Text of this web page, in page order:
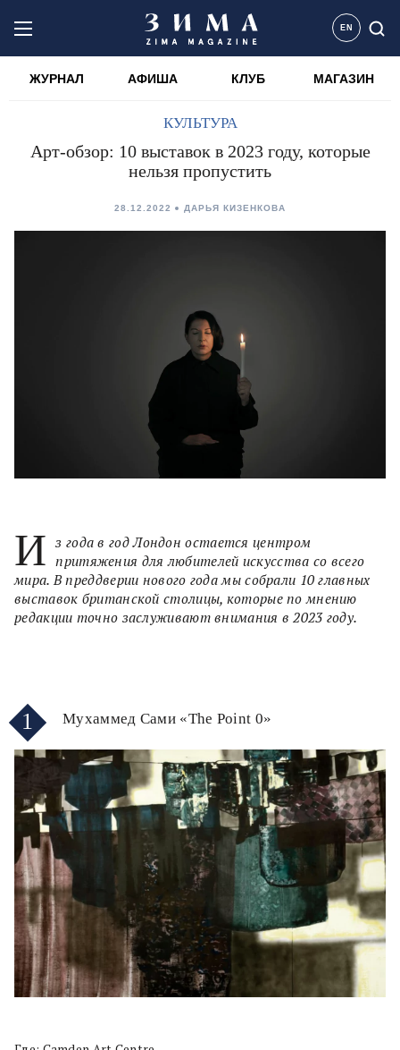
EN
ЖУРНАЛ АФИША КЛУБ МАГАЗИН
КУЛЬТУРА
Арт-обзор: 10 выставок в 2023 году, которые
нельзя пропустить
28.12.2022 ДАРЬЯ КИЗЕНКОВА
И з года в год Лондон остается центром
притяжения для любителей искусства со всего
мира. В преддверии нового года мы собрали 10 главных
выставок британской столицы, которые по мнению
редакции точно заслуживают внимания в 2023 году.
1 Мухаммед Сами «The Point 0»